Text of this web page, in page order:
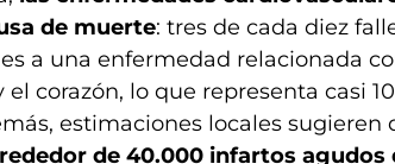
de muerte: tres de cada diez
a una enfermedad relacionada
el corazón, lo que representa casi
estimaciones locales sugieren
de 40.000 infartos